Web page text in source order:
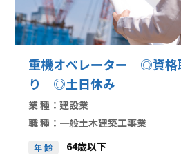
重機オペレーター ◎資格
り ◎土日休み
業 種： 建設業
職 種： 一般土木建築工事業
年 齢 64歳以下